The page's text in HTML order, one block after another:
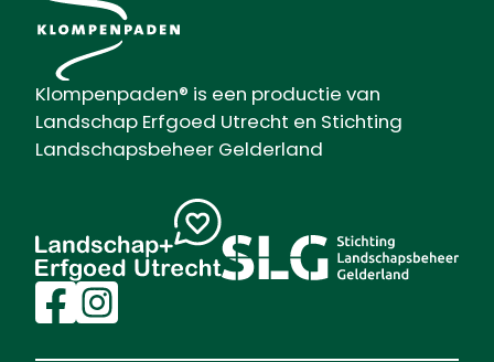
Klompenpaden® is een productie van
Landschap Erfgoed Utrecht en Stichting
Landschapsbeheer Gelderland